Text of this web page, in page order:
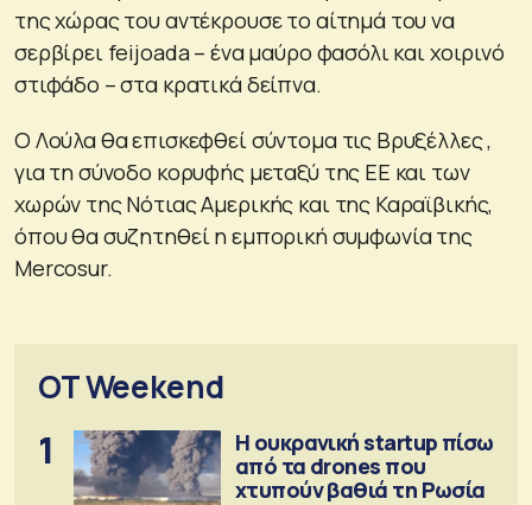
της χώρας του αντέκρουσε το αίτημά του να
σερβίρει feijoada – ένα μαύρο φασόλι και χοιρινό
στιφάδο – στα κρατικά δείπνα.
Ο Λούλα θα επισκεφθεί σύντομα τις Βρυξέλλες ,
για τη σύνοδο κορυφής μεταξύ της ΕΕ και των
χωρών της Νότιας Αμερικής και της Καραϊβικής,
όπου θα συζητηθεί η εμπορική συμφωνία της
Mercosur.
OT Weekend
1
Η ουκρανική startup πίσω
από τα drones που
χτυπούν βαθιά τη Ρωσία